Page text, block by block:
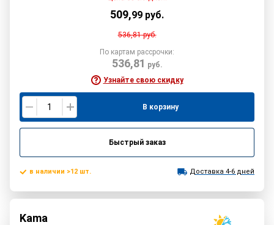
509,99 руб.
536,81руб.
По картам рассрочки:
536,81 руб.
Узнайте свою скидку
В корзину
Быстрый заказ
в наличии >12 шт. Доставка 4-6 дней
Kama